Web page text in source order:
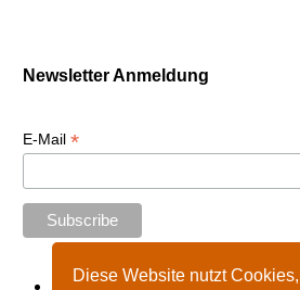
Diese Website nutzt
Newsletter Anmeldung
E-Mail *
Start